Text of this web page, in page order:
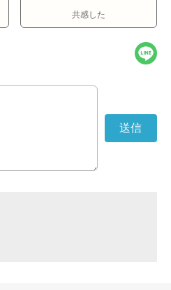
共感した